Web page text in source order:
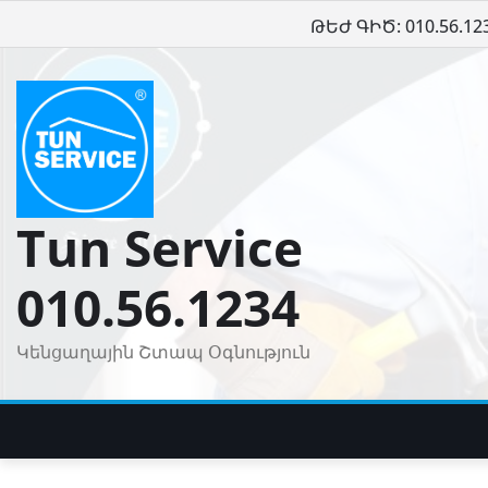
to
ԹԵԺ ԳԻԾ:
Tun Service
010.56.1234
Կենցաղային Շտապ Օգնություն